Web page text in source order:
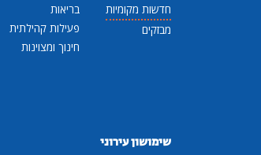
חדשות מקומיות
מבזקים
בריאות
פעילות קהילתית
חינוך ומצוינות
שימושון עירוני